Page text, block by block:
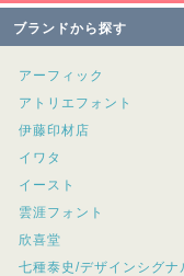
ブランドから探す
アーフィック
アトリエフォント
伊藤印材店
イワタ
イースト
雲涯フォント
欣喜堂
七種泰史/デザインシグナ